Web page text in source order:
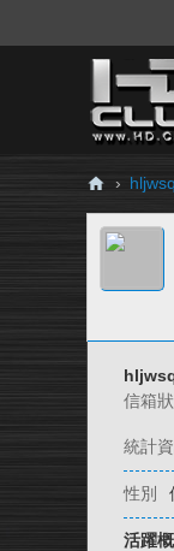
H
Cl
› hljwsq
信箱
統計
性別
活躍